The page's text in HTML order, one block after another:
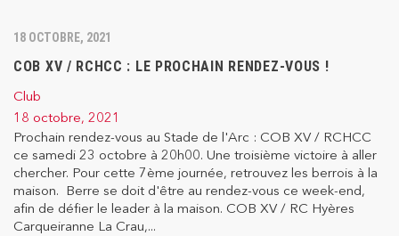
18 OCTOBRE, 2021
COB XV / RCHCC : LE PROCHAIN RENDEZ-VOUS !
Club
18 octobre, 2021
Prochain rendez-vous au Stade de l'Arc : COB XV / RCHCC
ce samedi 23 octobre à 20h00. Une troisième victoire à aller
chercher. Pour cette 7ème journée, retrouvez les berrois à la
maison. Berre se doit d'être au rendez-vous ce week-end,
afin de défier le leader à la maison. COB XV / RC Hyères
Carqueiranne La Crau,...